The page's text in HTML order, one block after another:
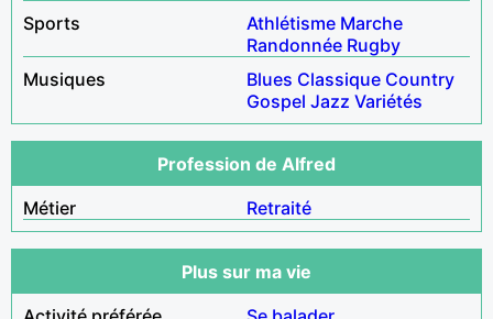
Sports
Athlétisme Marche
Randonnée Rugby
Musiques
Blues Classique Country
Gospel Jazz Variétés
Profession de Alfred
Métier
Retraité
Plus sur ma vie